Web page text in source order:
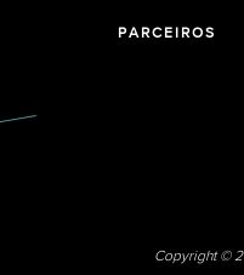
PARCEIROS
Copyright ©